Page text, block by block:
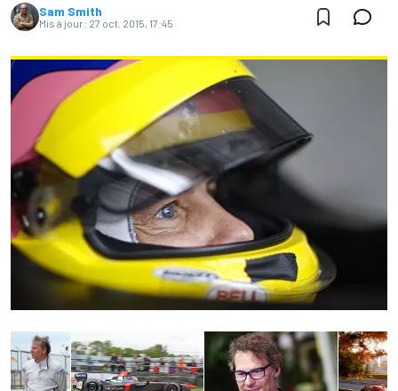
Sam Smith
Mis à jour: 27 oct. 2015, 17:45